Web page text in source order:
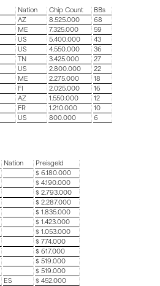
Nation Chip Count
BBs
AZ 8.525.000
68
ME 7.325.000
59
US 5.400.000
43
US 4.550.000
36
TN 3.425.000
27
US 2.800.000
22
ME 2.275.000
18
FI 2.025.000
16
AZ 1.550.000
12
FR 1.210.000
10
US 800.000 6
Nation
Preisgeld
$ 6.180.000
$ 4.190.000
$ 2.793.000
$ 2.287.000
$ 1.835.000
$ 1.423.000
$ 1.053.000
$ 774.000
$ 617.000
$ 519.000
$ 519.000
ES
$ 452.000